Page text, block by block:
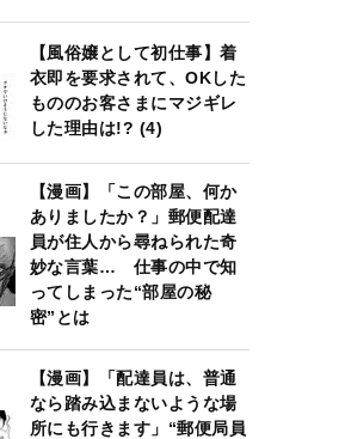
【風俗嬢として初仕事】着
衣即を要求されて、OKした
もののお客さまにマジギレ
した理由は!? (4)
【漫画】「この部屋、何か
ありましたか？」郵便配達
員が住人から尋ねられた奇
妙な言葉… 仕事の中で知
ってしまった“部屋の秘
密”とは
【漫画】「配達員は、普通
なら踏み込まないような場
所にも行きます」“郵便局員